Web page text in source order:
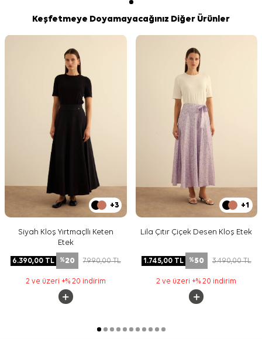
Keşfetmeye Doyamayacağınız Diğer Ürünler
+3
Siyah Kloş Yırtmaçllı Keten
Etek
6.390,00TL %20 7.990,00TL
2 ve üzeri +% 20 indirim
+1
Lila Çıtır Çiçek Desen Kloş Etek
1.745,00TL %50 3.490,00TL
2 ve üzeri +% 20 indirim